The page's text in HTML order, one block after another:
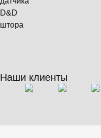
D&D
штора
Наши клиенты